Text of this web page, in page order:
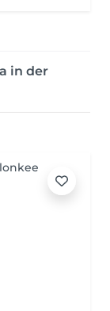
in der